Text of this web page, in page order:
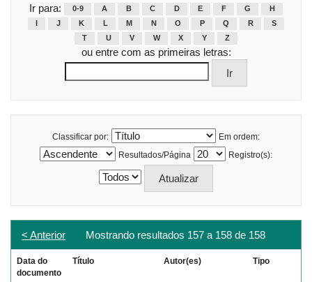
Ir para: 0-9 A B C D E F G
H
J K L M N O P Q R
S
T
U V W X Y Z
ou entre com as primeiras letras:
Classificar por:
Em ordem:
Resultados/Página
Registro(s):
Mostrando resultados 157 a 158 de 158
< Anterior
Data do
documento
Título Autor(es) Tipo